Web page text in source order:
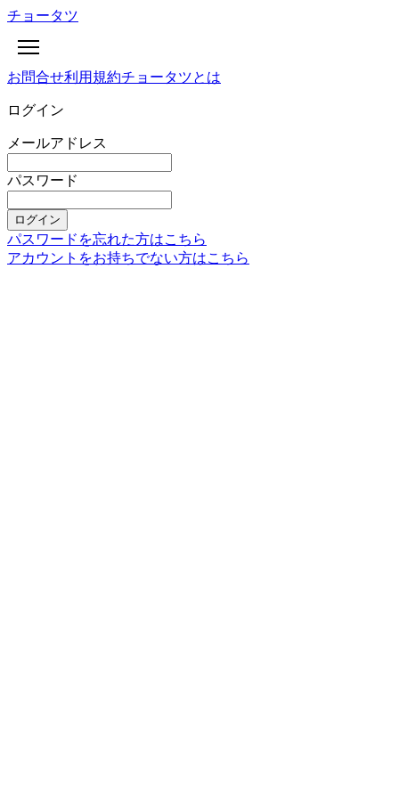
チョータツ
お問合せ利用規約チョータツとは
ログイン
メールアドレス
パスワード
ログイン
パスワードを忘れた方はこちら
アカウントをお持ちでない方はこちら